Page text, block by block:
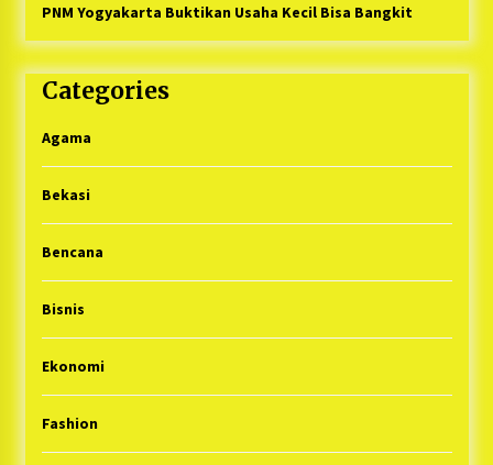
PNM Yogyakarta Buktikan Usaha Kecil Bisa Bangkit
Categories
Agama
Bekasi
Bencana
Bisnis
Ekonomi
Fashion